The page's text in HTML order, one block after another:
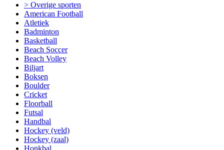
> Overige sporten
American Football
Atletiek
Badminton
Basketball
Beach Soccer
Beach Volley
Biljart
Boksen
Boulder
Cricket
Floorball
Futsal
Handbal
Hockey (veld)
Hockey (zaal)